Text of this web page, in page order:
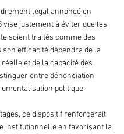
légal annoncé en
vise justement à éviter que les
soient traités comme des
efficacité dépendra de la
et de la capacité des
entre dénonciation
politique.
ce dispositif renforcerait
institutionnelle en favorisant la